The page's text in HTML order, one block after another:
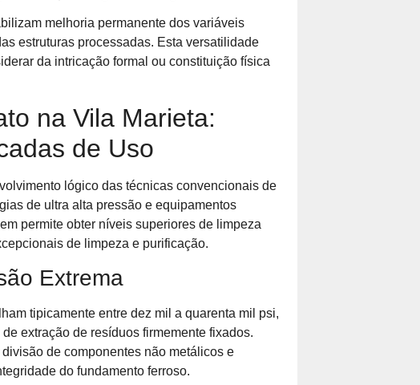
melhoria permanente dos variáveis
estruturas processadas. Esta versatilidade
da intricação formal ou constituição física
na Vila Marieta:
de Uso
lógico das técnicas convencionais de
de ultra alta pressão e equipamentos
permite obter níveis superiores de limpeza
de limpeza e purificação.
Extrema
tipicamente entre dez mil a quarenta mil psi,
extração de resíduos firmemente fixados.
de componentes não metálicos e
do fundamento ferroso.